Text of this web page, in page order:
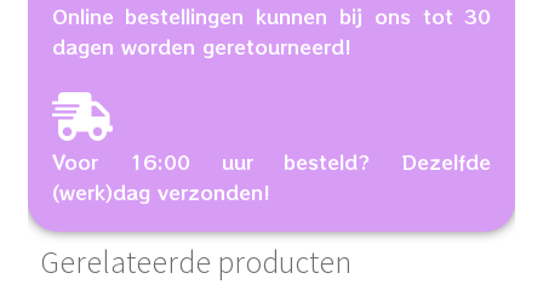
Online bestellingen kunnen bij ons tot 30
dagen worden geretourneerd!
Voor 16:00 uur besteld? Dezelfde
(werk)dag verzonden!
Gerelateerde producten